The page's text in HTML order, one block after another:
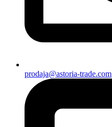
prodaja@astoria-trade.com